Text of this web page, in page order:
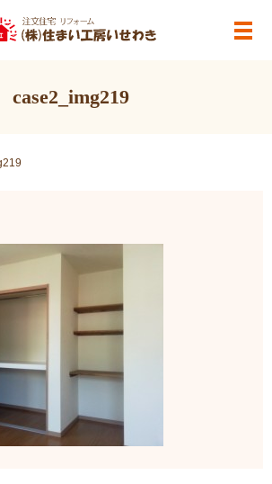
メ
case2_img219